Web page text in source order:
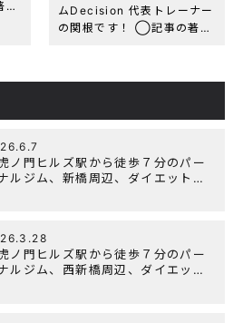
ムDecision 代表トレーナー
の関根です！ ◯記事の著者
Decision 代表トレーナー
虎ノ門ヒルズ駅から徒歩７分のパー
ルジム、新橋周辺、ダイエットに
虎ノ門ヒルズ駅から徒歩７分のパー
ルジム、西新橋周辺、ダイエット